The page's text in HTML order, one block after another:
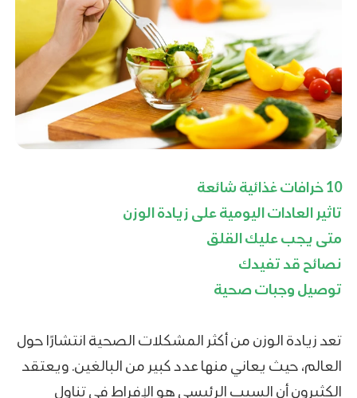
10 خرافات غذائية شائعة
تاثير العادات اليومية على زيادة الوزن
متى يجب عليك القلق
نصائح قد تفيدك
توصيل وجبات صحية
تعد زيادة الوزن من أكثر المشكلات الصحية انتشارًا حول
العالم، حيث يعاني منها عدد كبير من البالغين. ويعتقد
الكثيرون أن السبب الرئيسي هو الإفراط في تناول